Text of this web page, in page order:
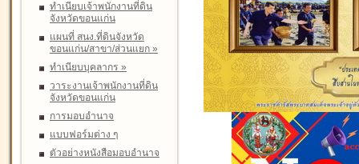
ทำเนียบเจ้าพนักงานที่ดิน
จังหวัดขอนแก่น
แผนที่ สนง.ที่ดินจังหวัด
ขอนแก่น/สาขา/ส่วนแยก »
ทำเนียบบุคลากร »
วาระงานเจ้าพนักงานที่ดิน
จังหวัดขอนแก่น
การมอบอำนาจ
แบบฟอร์มต่าง ๆ
ตัวอย่างหนังสือมอบอำนาจ